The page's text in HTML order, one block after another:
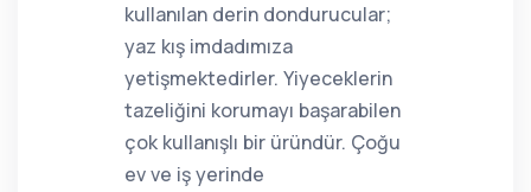
kullanılan derin dondurucular;
yaz kış imdadımıza
yetişmektedirler. Yiyeceklerin
tazeliğini korumayı başarabilen
çok kullanışlı bir üründür. Çoğu
ev ve iş yerinde